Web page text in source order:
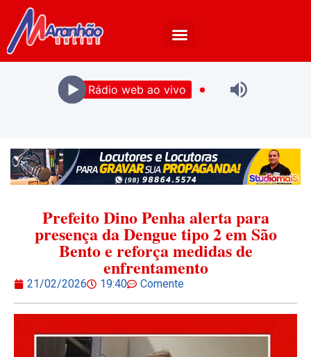
Rádio web ao vivo
Prefeito Dino Penha alerta para
presença da Dengue tipo 2 em São
Bento e reforça medidas de
enfrentamento
21/02/2026 19:40 Comente